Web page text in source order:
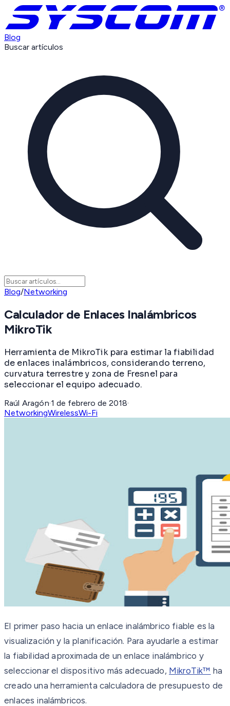
Blog
Buscar artículos
Blog/Networking
Calculador de Enlaces Inalámbricos
MikroTik
Herramienta de MikroTik para estimar la fiabilidad
de enlaces inalámbricos, considerando terreno,
curvatura terrestre y zona de Fresnel para
seleccionar el equipo adecuado.
Raúl Aragón·1 de febrero de 2018·
NetworkingWirelessWi-Fi
El primer paso hacia un enlace inalámbrico fiable es la
visualización y la planificación. Para ayudarle a estimar
la fiabilidad aproximada de un enlace inalámbrico y
seleccionar el dispositivo más adecuado, MikroTik™ ha
creado una herramienta calculadora de presupuesto de
enlaces inalámbricos.